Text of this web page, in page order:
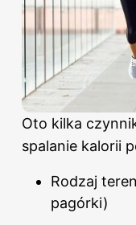
Oto kilka
spalanie kalorii
Rodzaj
pagórki)